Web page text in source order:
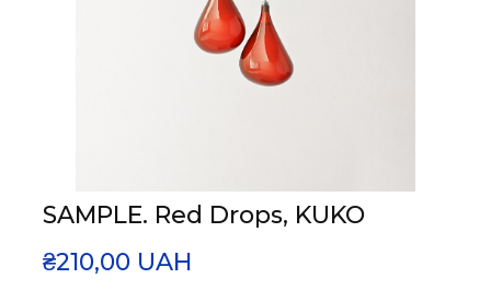
SAMPLE. Red Drops, KUKO
₴210,00 UAH